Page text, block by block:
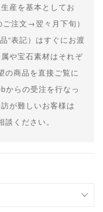
産を基本としてお
注文→翌々月下旬）
“表記）はすぐにお渡
や宝石素材はそれぞ
の商品を直接ご覧に
からの受注を行なっ
が難しいお客様は
ください。